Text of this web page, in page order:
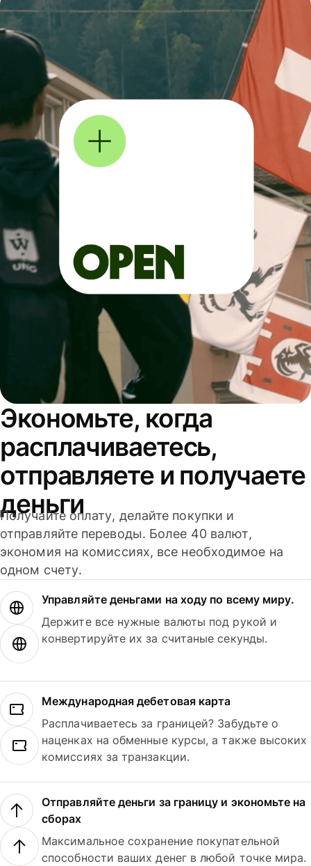
Экономьте, когда
расплачиваетесь,
отправляете и получаете
деньги
Получайте оплату, делайте покупки и
отправляйте переводы. Более 40 валют,
экономия на комиссиях, все необходимое на
одном счету.
Управляйте деньгами на ходу по всему миру.
Держите все нужные валюты под рукой и
конвертируйте их за считаные секунды.
Международная дебетовая карта
Расплачиваетесь за границей? Забудьте о
наценках на обменные курсы, а также высоких
комиссиях за транзакции.
Отправляйте деньги за границу и экономьте на
сборах
Максимальное сохранение покупательной
способности ваших денег в любой точке мира.